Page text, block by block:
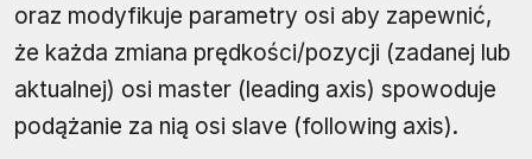
oraz modyfikuje parametry osi aby zapewnić,
że każda zmiana prędkości/pozycji (zadanej lub
aktualnej) osi master (leading axis) spowoduje
podążanie za nią osi slave (following axis).